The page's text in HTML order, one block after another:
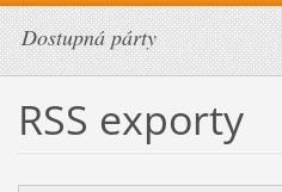
Dostupná párty
RSS exporty